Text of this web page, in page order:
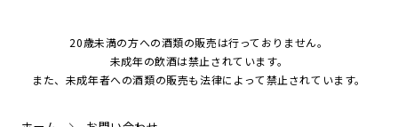
20歳未満の方への酒類の販売は行っておりません。
未成年の飲酒は禁止されています。
また、未成年者への酒類の販売も法律によって禁止されています。